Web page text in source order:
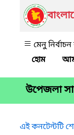
মেনু
উপেজলা
এই কনটেন্টটি